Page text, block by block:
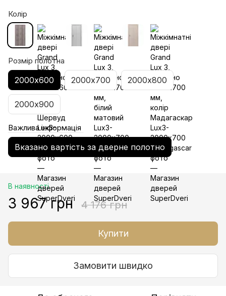
Колір
Розмір полотна
2000х600 2000х700 2000х800
2000х900
Важлива інформація
Вказано вартість за дверне полотно
В наявності
3 967 грн 4 176 грн
Купити
Замовити швидко